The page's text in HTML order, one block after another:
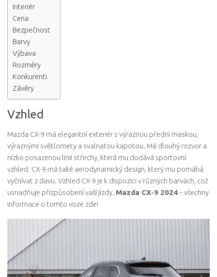
Interiér
Cena
Bezpečnost
Barvy
Výbava
Rozměry
Konkurenti
Závěry
Vzhled
Mazda CX-9 má elegantní exteriér s výraznou přední maskou,
výraznými světlomety a svalnatou kapotou. Má dlouhý rozvor a
nízko posazenou linii střechy, která mu dodává sportovní
vzhled. CX-9 má také aerodynamický design, který mu pomáhá
vyčnívat z davu. Vzhled CX-9 je k dispozici v různých barvách, což
usnadňuje přizpůsobení vaší jízdy. Mazda CX-9 2024– všechny
informace o tomto voze zde!